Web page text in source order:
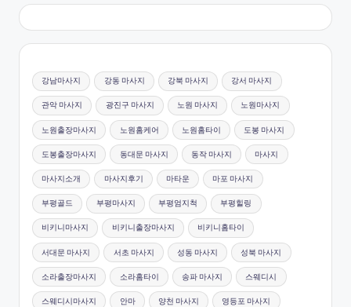
강남마사지 강동 마사지 강북 마사지 강서 마사지
관악 마사지 광진구 마사지 노원 마사지 노원마사지
노원출장마사지 노원홈케어 노원홈타이 도봉 마사지
도봉출장마사지 동대문 마사지 동작 마사지 마사지
마사지소개 마사지후기 마타운 마포 마사지
부평골드 부평마사지 부평엄지척 부평힐링
비키니마사지 비키니출장마사지 비키니홈타이
서대문 마사지 서초 마사지 성동 마사지 성북 마사지
소라출장마사지 소라홈타이 송파 마사지 스웨디시
스웨디시마사지 안마 양천 마사지 영등포 마사지